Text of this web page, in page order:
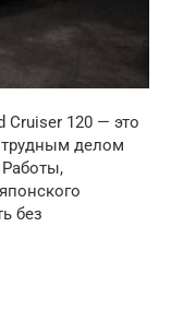
Cruiser 120 — это
делом
без